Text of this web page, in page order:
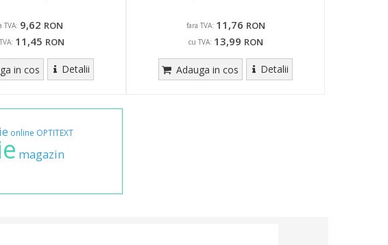
TVA: 9,62 RON
11,45 RON
in cos Detalii
fara TVA: 11,76 RON
cu TVA: 13,99 RON
Adauga in cos Detalii
online OPTITEXT
magazin